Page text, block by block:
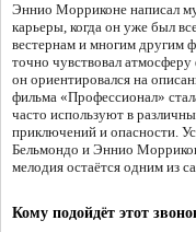
Эннио Морриконе написал
карьеры, когда он уже был
вестернам и многим другим
точно чувствовал
он ориентировался на
фильма «Профессионал»
часто используют в
приключений и опасности.
Бельмондо и Эннио
мелодия остаётся одним из
Кому подойдёт этот